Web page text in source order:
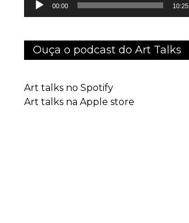
00:00 10:25
Ouça o podcast do Art Talks
Art talks no Spotify
Art talks na Apple store